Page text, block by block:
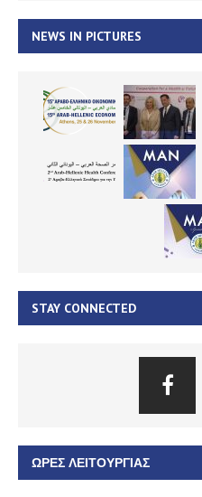
NEWS IN PICTURES
STAY CONNECTED
ΏΡΕΣ ΛΕΙΤΟΥΡΓΊΑΣ